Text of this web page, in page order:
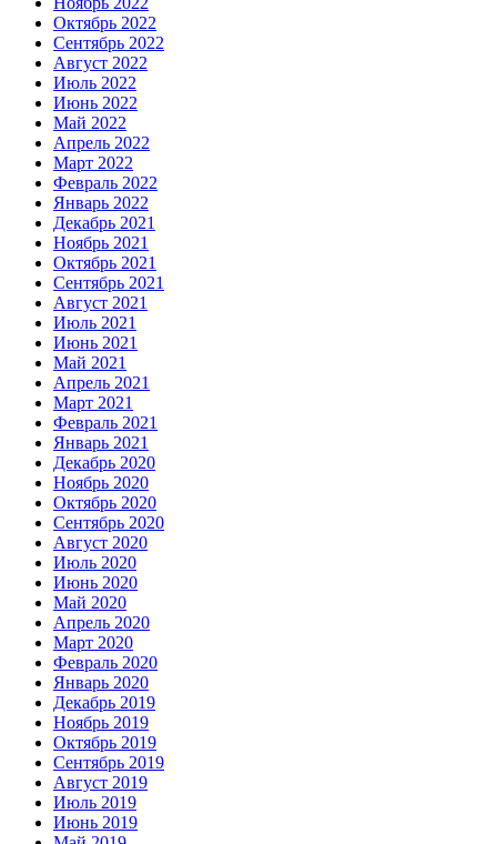
Октябрь 2022
Сентябрь 2022
Август 2022
Июль 2022
Июнь 2022
Май 2022
Апрель 2022
Март 2022
Февраль 2022
Январь 2022
Декабрь 2021
Ноябрь 2021
Октябрь 2021
Сентябрь 2021
Август 2021
Июль 2021
Июнь 2021
Май 2021
Апрель 2021
Март 2021
Февраль 2021
Январь 2021
Декабрь 2020
Ноябрь 2020
Октябрь 2020
Сентябрь 2020
Август 2020
Июль 2020
Июнь 2020
Май 2020
Апрель 2020
Март 2020
Февраль 2020
Январь 2020
Декабрь 2019
Ноябрь 2019
Октябрь 2019
Сентябрь 2019
Август 2019
Июль 2019
Июнь 2019